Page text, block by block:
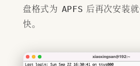
盘格式为 APFS 后再次安装
快。